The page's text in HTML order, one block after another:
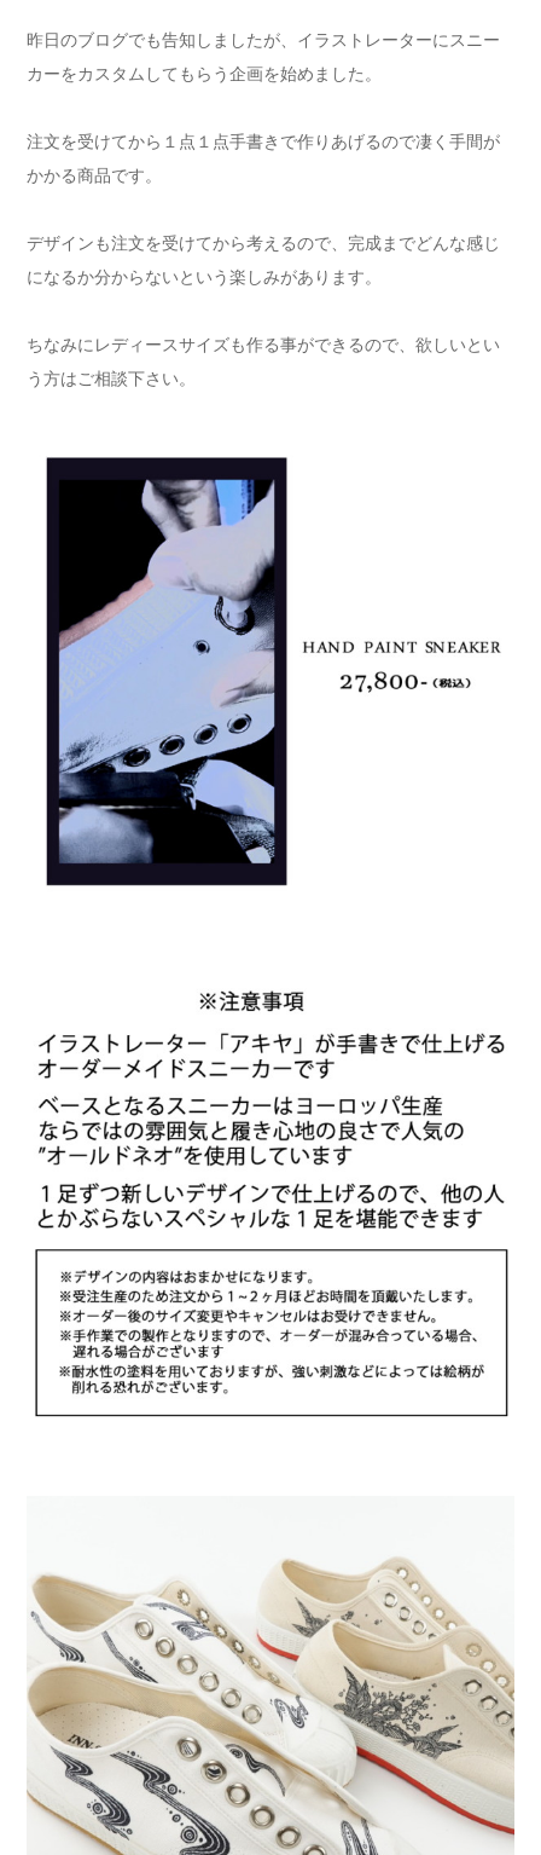
昨日のブログでも告知しましたが、イラストレーターにスニー
カーをカスタムしてもらう企画を始めました。
注文を受けてから１点１点手書きで作りあげるので凄く手間が
かかる商品です。
デザインも注文を受けてから考えるので、完成までどんな感じ
になるか分からないという楽しみがあります。
ちなみにレディースサイズも作る事ができるので、欲しいとい
う方はご相談下さい。